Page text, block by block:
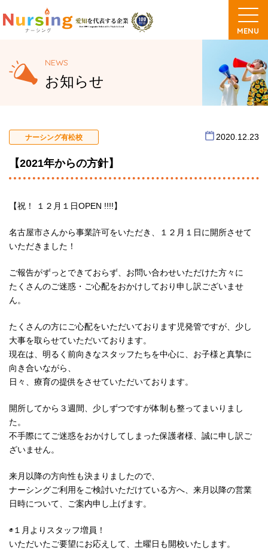
NEWS
お知らせ
ナーシング有松校 2020.12.23
【2021年からの方針】
【祝！ １２月１日OPEN !!!!】
名古屋市さんから事業許可をいただき、１２月１日に開所させて
いただきました！
ご報告がずっとできておらず、お問い合わせいただけた方々に
たくさんのご迷惑・ご心配をおかけしており申し訳ございませ
ん。
たくさんの方にご心配をいただいております児発管ですが、少し
大事を取らせていただいております。
現在は、明るく前向きなスタッフたちを中心に、お子様と真摯に
向き合いながら、
日々、療育の提供をさせていただいております。
開所してから３週間、少しずつですが体制も整ってまいりまし
た。
不手際にてご迷惑をおかけしてしまった保護者様、誠に申し訳ご
ざいません。
来月以降の方向性も決まりましたので、
ナーシングご利用をご検討いただけている方へ、来月以降の営業
日時について、ご案内申し上げます。
◉１月よりスタッフ増員！
いただいたご要望にお応えして、土曜日も開校いたします。